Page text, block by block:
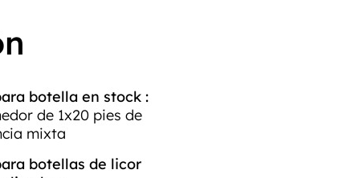
botella en stock :
de 1x20 pies de
mixta
botellas de licor